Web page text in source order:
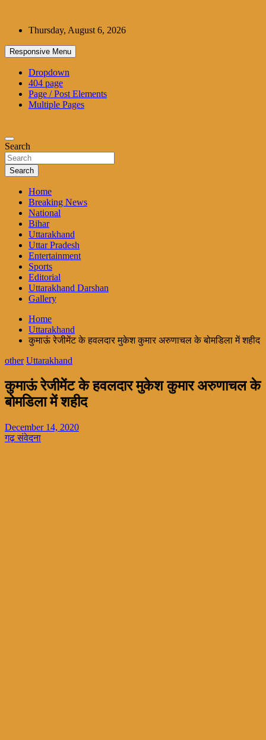
contentThursday, August 6, 2026
Responsive Menu
Dropdown
404 page
Page / Post Elements
Multiple Pages
Search
Search
Home
Breaking News
National
Bihar
Uttarakhand
Uttar Pradesh
Entertainment
Sports
Editorial
Uttarakhand Darshan
Gallery
Home
Uttarakhand
कुमाऊं रेजीमेंट के हवलदार मुकेश कुमार अरुणाचल के बोमडिला में शहीद
other Uttarakhand
कुमाऊं रेजीमेंट के हवलदार मुकेश कुमार अरुणाचल के
बोमडिला में शहीद
December 14, 2020
गढ़ संवेदना